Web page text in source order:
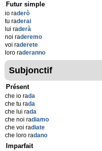
Futur simple
io raderò
tu raderai
lui raderà
noi raderemo
voi raderete
loro raderanno
Subjonctif
Présent
che io rada
che tu rada
che lui rada
che noi radiamo
che voi radiate
che loro radano
Imparfait